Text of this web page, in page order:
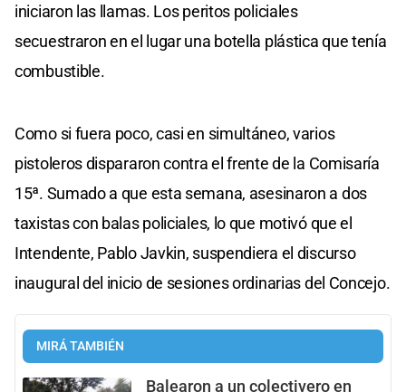
iniciaron las llamas. Los peritos policiales
secuestraron en el lugar una botella plástica que tenía
combustible.
Como si fuera poco, casi en simultáneo, varios
pistoleros dispararon contra el frente de la Comisaría
15ª. Sumado a que esta semana, asesinaron a dos
taxistas con balas policiales, lo que motivó que el
Intendente, Pablo Javkin, suspendiera el discurso
inaugural del inicio de sesiones ordinarias del Concejo.
MIRÁ TAMBIÉN
Balearon a un colectivero en